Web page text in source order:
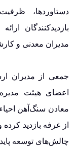
دستاوردها،
بازدیدکنندگان
مدیران معدنی و
جمعی از مدیران
اعضای هیئت
معادن سنگ‌آهن
از غرفه بازدید
چالش‌های توسعه